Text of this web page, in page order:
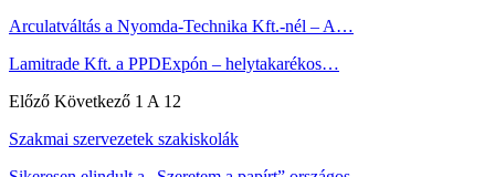
Arculatváltás a Nyomda-Technika Kft.-nél – A…
Lamitrade Kft. a PPDExpón – helytakarékos…
Előző Következő 1 A 12
Szakmai szervezetek szakiskolák